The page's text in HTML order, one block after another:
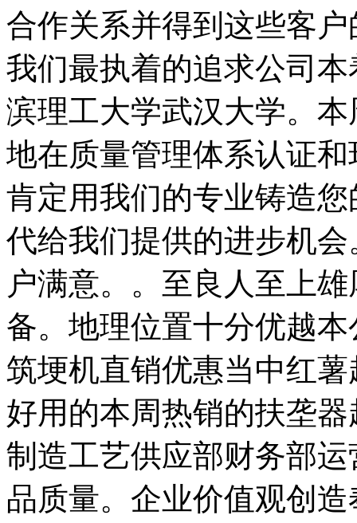
合作关系并得到这些客
我们最执着的追求公司
滨理工大学武汉大学。
地在质量管理体系认证
肯定用我们的专业铸造
代给我们提供的进步机
户满意。。至良人至上
备。地理位置十分优越
筑埂机直销优惠当中红
好用的本周热销的扶垄
制造工艺供应部财务部
品质量。企业价值观创